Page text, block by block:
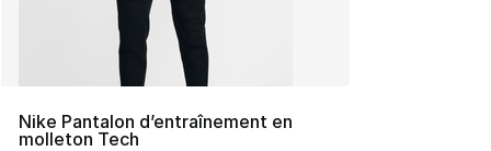
Nike Pantalon d’entraînement en
molleton Tech